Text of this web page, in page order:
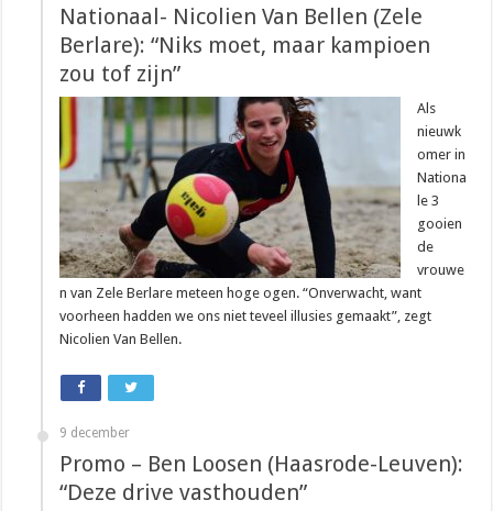
Nationaal- Nicolien Van Bellen (Zele
Berlare): “Niks moet, maar kampioen
zou tof zijn”
Als
nieuwk
omer in
Nationa
le 3
gooien
de
vrouwe
n van Zele Berlare meteen hoge ogen. “Onverwacht, want
voorheen hadden we ons niet teveel illusies gemaakt”, zegt
Nicolien Van Bellen.
9 december
Promo – Ben Loosen (Haasrode-Leuven):
“Deze drive vasthouden”